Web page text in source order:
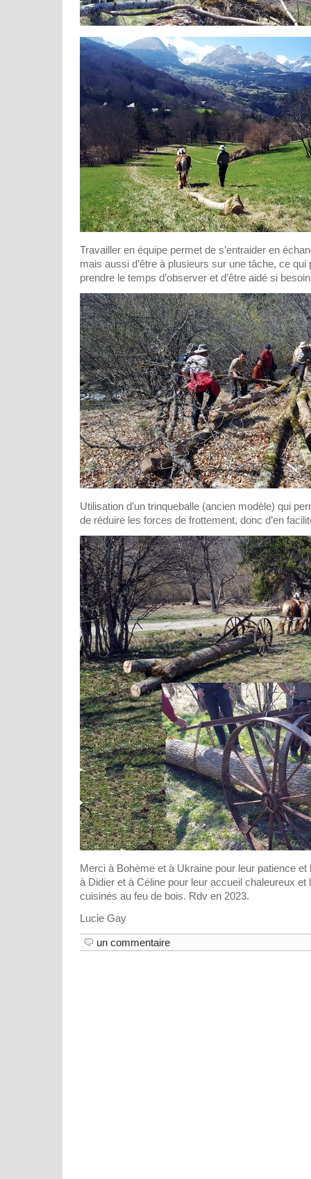
Travailler en équipe permet de s’entraider en
mais aussi d’être à plusieurs sur une tâche, ce
prendre le temps d’observer et d’être aidé si
Utilisation d’un trinqueballe (ancien modèle) qui
de réduire les forces de frottement, donc d’en
Merci à Bohème et à Ukraine pour leur patience
à Didier et à Céline pour leur accueil chaleureux et
cuisinés au feu de bois. Rdv en 2023.
Lucie Gay
un commentaire